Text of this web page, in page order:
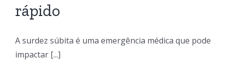
rápido
A surdez súbita é uma emergência médica que pode
impactar [...]